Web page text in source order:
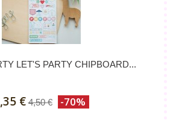
LET'S PARTY CHIPBOARD...
€ 4,50 € -70%